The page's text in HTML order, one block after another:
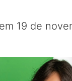
19 de